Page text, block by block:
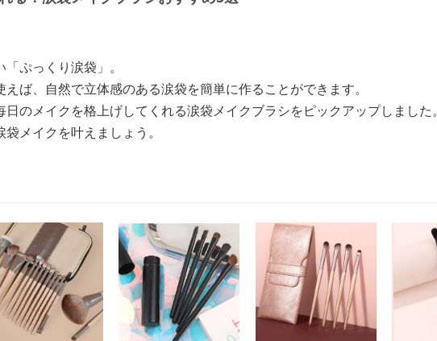
ぷっくり涙袋」。
ば、自然で立体感のある涙袋を簡単に作ることができます。
のメイクを格上げしてくれる涙袋メイクブラシをピックアップしました。
メイクを叶えましょう。